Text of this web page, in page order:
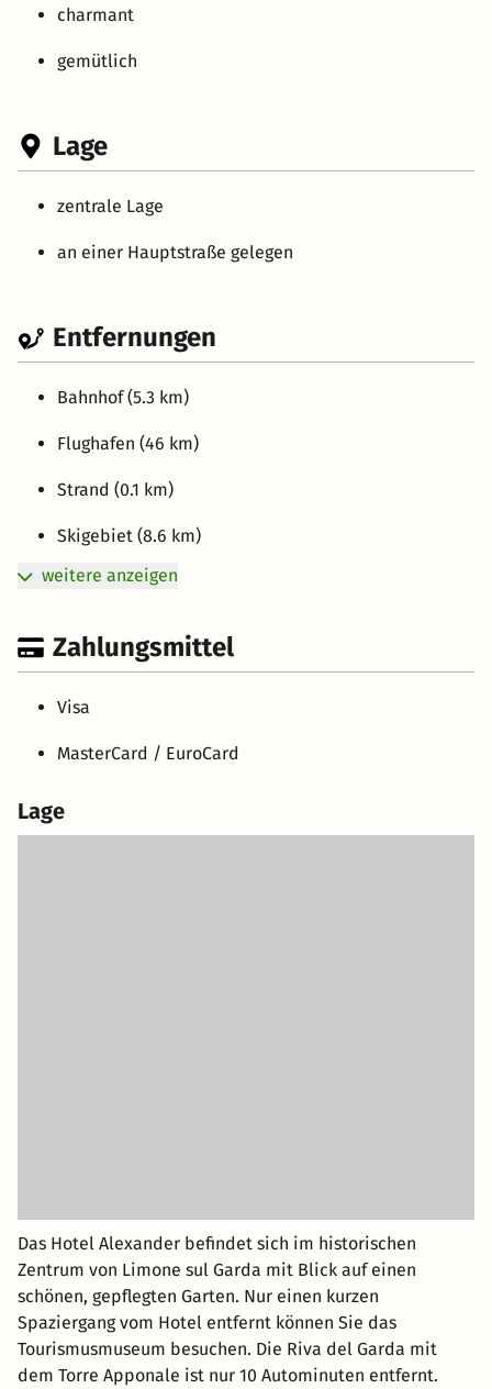
charmant
gemütlich
Lage
zentrale Lage
an einer Hauptstraße gelegen
Entfernungen
Bahnhof (5.3 km)
Flughafen (46 km)
Strand (0.1 km)
Skigebiet (8.6 km)
weitere anzeigen
Zahlungsmittel
Visa
MasterCard / EuroCard
Lage
Das Hotel Alexander befindet sich im historischen
Zentrum von Limone sul Garda mit Blick auf einen
schönen, gepflegten Garten. Nur einen kurzen
Spaziergang vom Hotel entfernt können Sie das
Tourismusmuseum besuchen. Die Riva del Garda mit
dem Torre Apponale ist nur 10 Autominuten entfernt.